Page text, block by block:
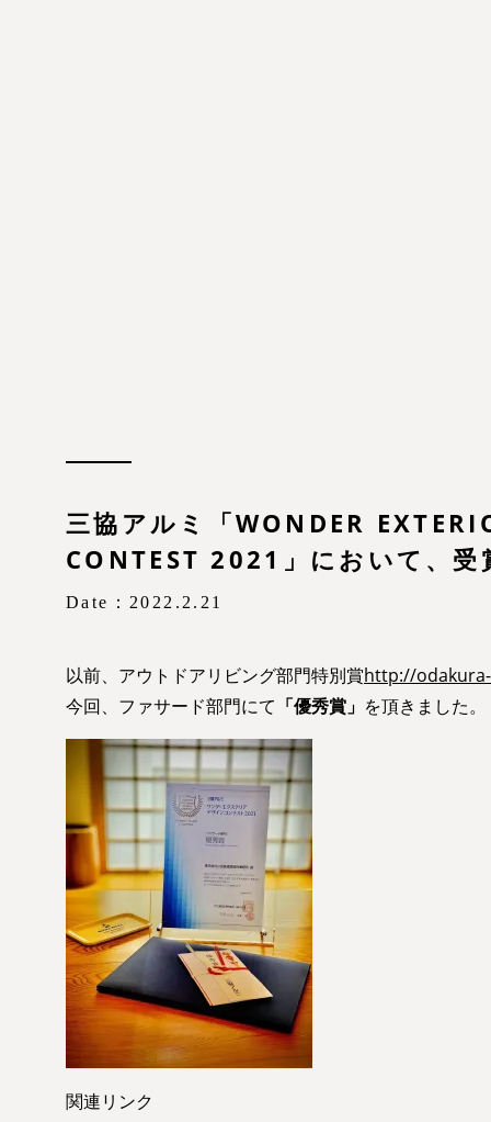
三協アルミ「WONDER
CONTEST 2021」において、受
Date：2022.2.21
以前、アウトドアリビング部門特別賞http://
今回、ファサード部門にて 「優秀賞」 を頂きました。
関連リンク